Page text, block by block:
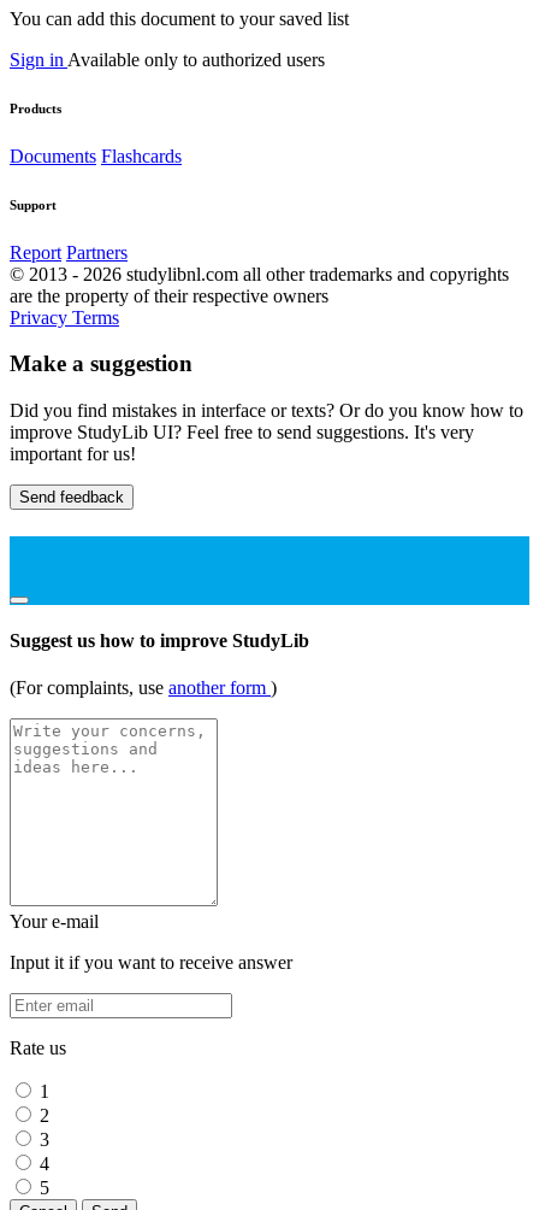
You can add this document to your saved list
Sign in Available only to authorized users
Products
Documents Flashcards
Support
Report Partners
© 2013 - 2026 studylibnl.com all other trademarks and copyrights
are the property of their respective owners
Privacy Terms
Make a suggestion
Did you find mistakes in interface or texts? Or do you know how to
improve StudyLib UI? Feel free to send suggestions. It's very
important for us!
Send feedback
Suggest us how to improve StudyLib
(For complaints, use another form )
Your e-mail
Input it if you want to receive answer
Rate us
1
2
3
4
5